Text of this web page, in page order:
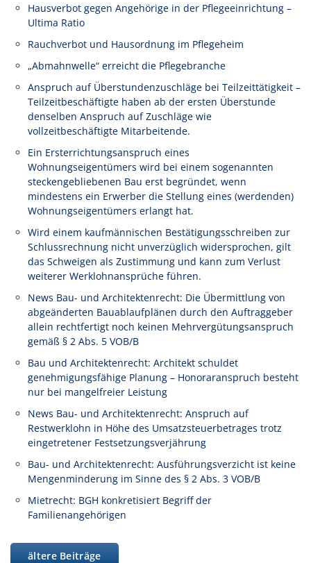
Hausverbot gegen Angehörige in der Pflegeeinrichtung –
Ultima Ratio
Rauchverbot und Hausordnung im Pflegeheim
„Abmahnwelle“ erreicht die Pflegebranche
Anspruch auf Überstundenzuschläge bei Teilzeittätigkeit –
Teilzeitbeschäftigte haben ab der ersten Überstunde
denselben Anspruch auf Zuschläge wie
vollzeitbeschäftigte Mitarbeitende.
Ein Ersterrichtungsanspruch eines
Wohnungseigentümers wird bei einem sogenannten
steckengebliebenen Bau erst begründet, wenn
mindestens ein Erwerber die Stellung eines (werdenden)
Wohnungseigentümers erlangt hat.
Wird einem kaufmännischen Bestätigungsschreiben zur
Schlussrechnung nicht unverzüglich widersprochen, gilt
das Schweigen als Zustimmung und kann zum Verlust
weiterer Werklohnansprüche führen.
News Bau- und Architektenrecht: Die Übermittlung von
abgeänderten Bauablaufplänen durch den Auftraggeber
allein rechtfertigt noch keinen Mehrvergütungsanspruch
gemäß § 2 Abs. 5 VOB/B
Bau und Architektenrecht: Architekt schuldet
genehmigungsfähige Planung – Honoraranspruch besteht
nur bei mangelfreier Leistung
News Bau- und Architektenrecht: Anspruch auf
Restwerklohn in Höhe des Umsatzsteuerbetrages trotz
eingetretener Festsetzungsverjährung
Bau- und Architektenrecht: Ausführungsverzicht ist keine
Mengenminderung im Sinne des § 2 Abs. 3 VOB/B
Mietrecht: BGH konkretisiert Begriff der
Familienangehörigen
ältere Beiträge